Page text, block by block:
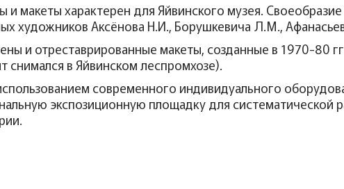
и макеты характерен для Яйвинского музея.
художников Аксёнова Н.И., Борушкевича Л.М.,
и отреставрированные макеты, созданные в 1970-
в Яйвинском леспромхозе).
современного индивидуального
экспозиционную площадку для